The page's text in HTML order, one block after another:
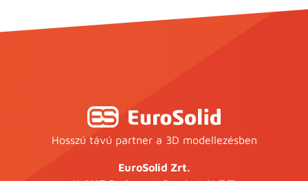
Hosszú távú partner a 3D modellezésben
EuroSolid Zrt.